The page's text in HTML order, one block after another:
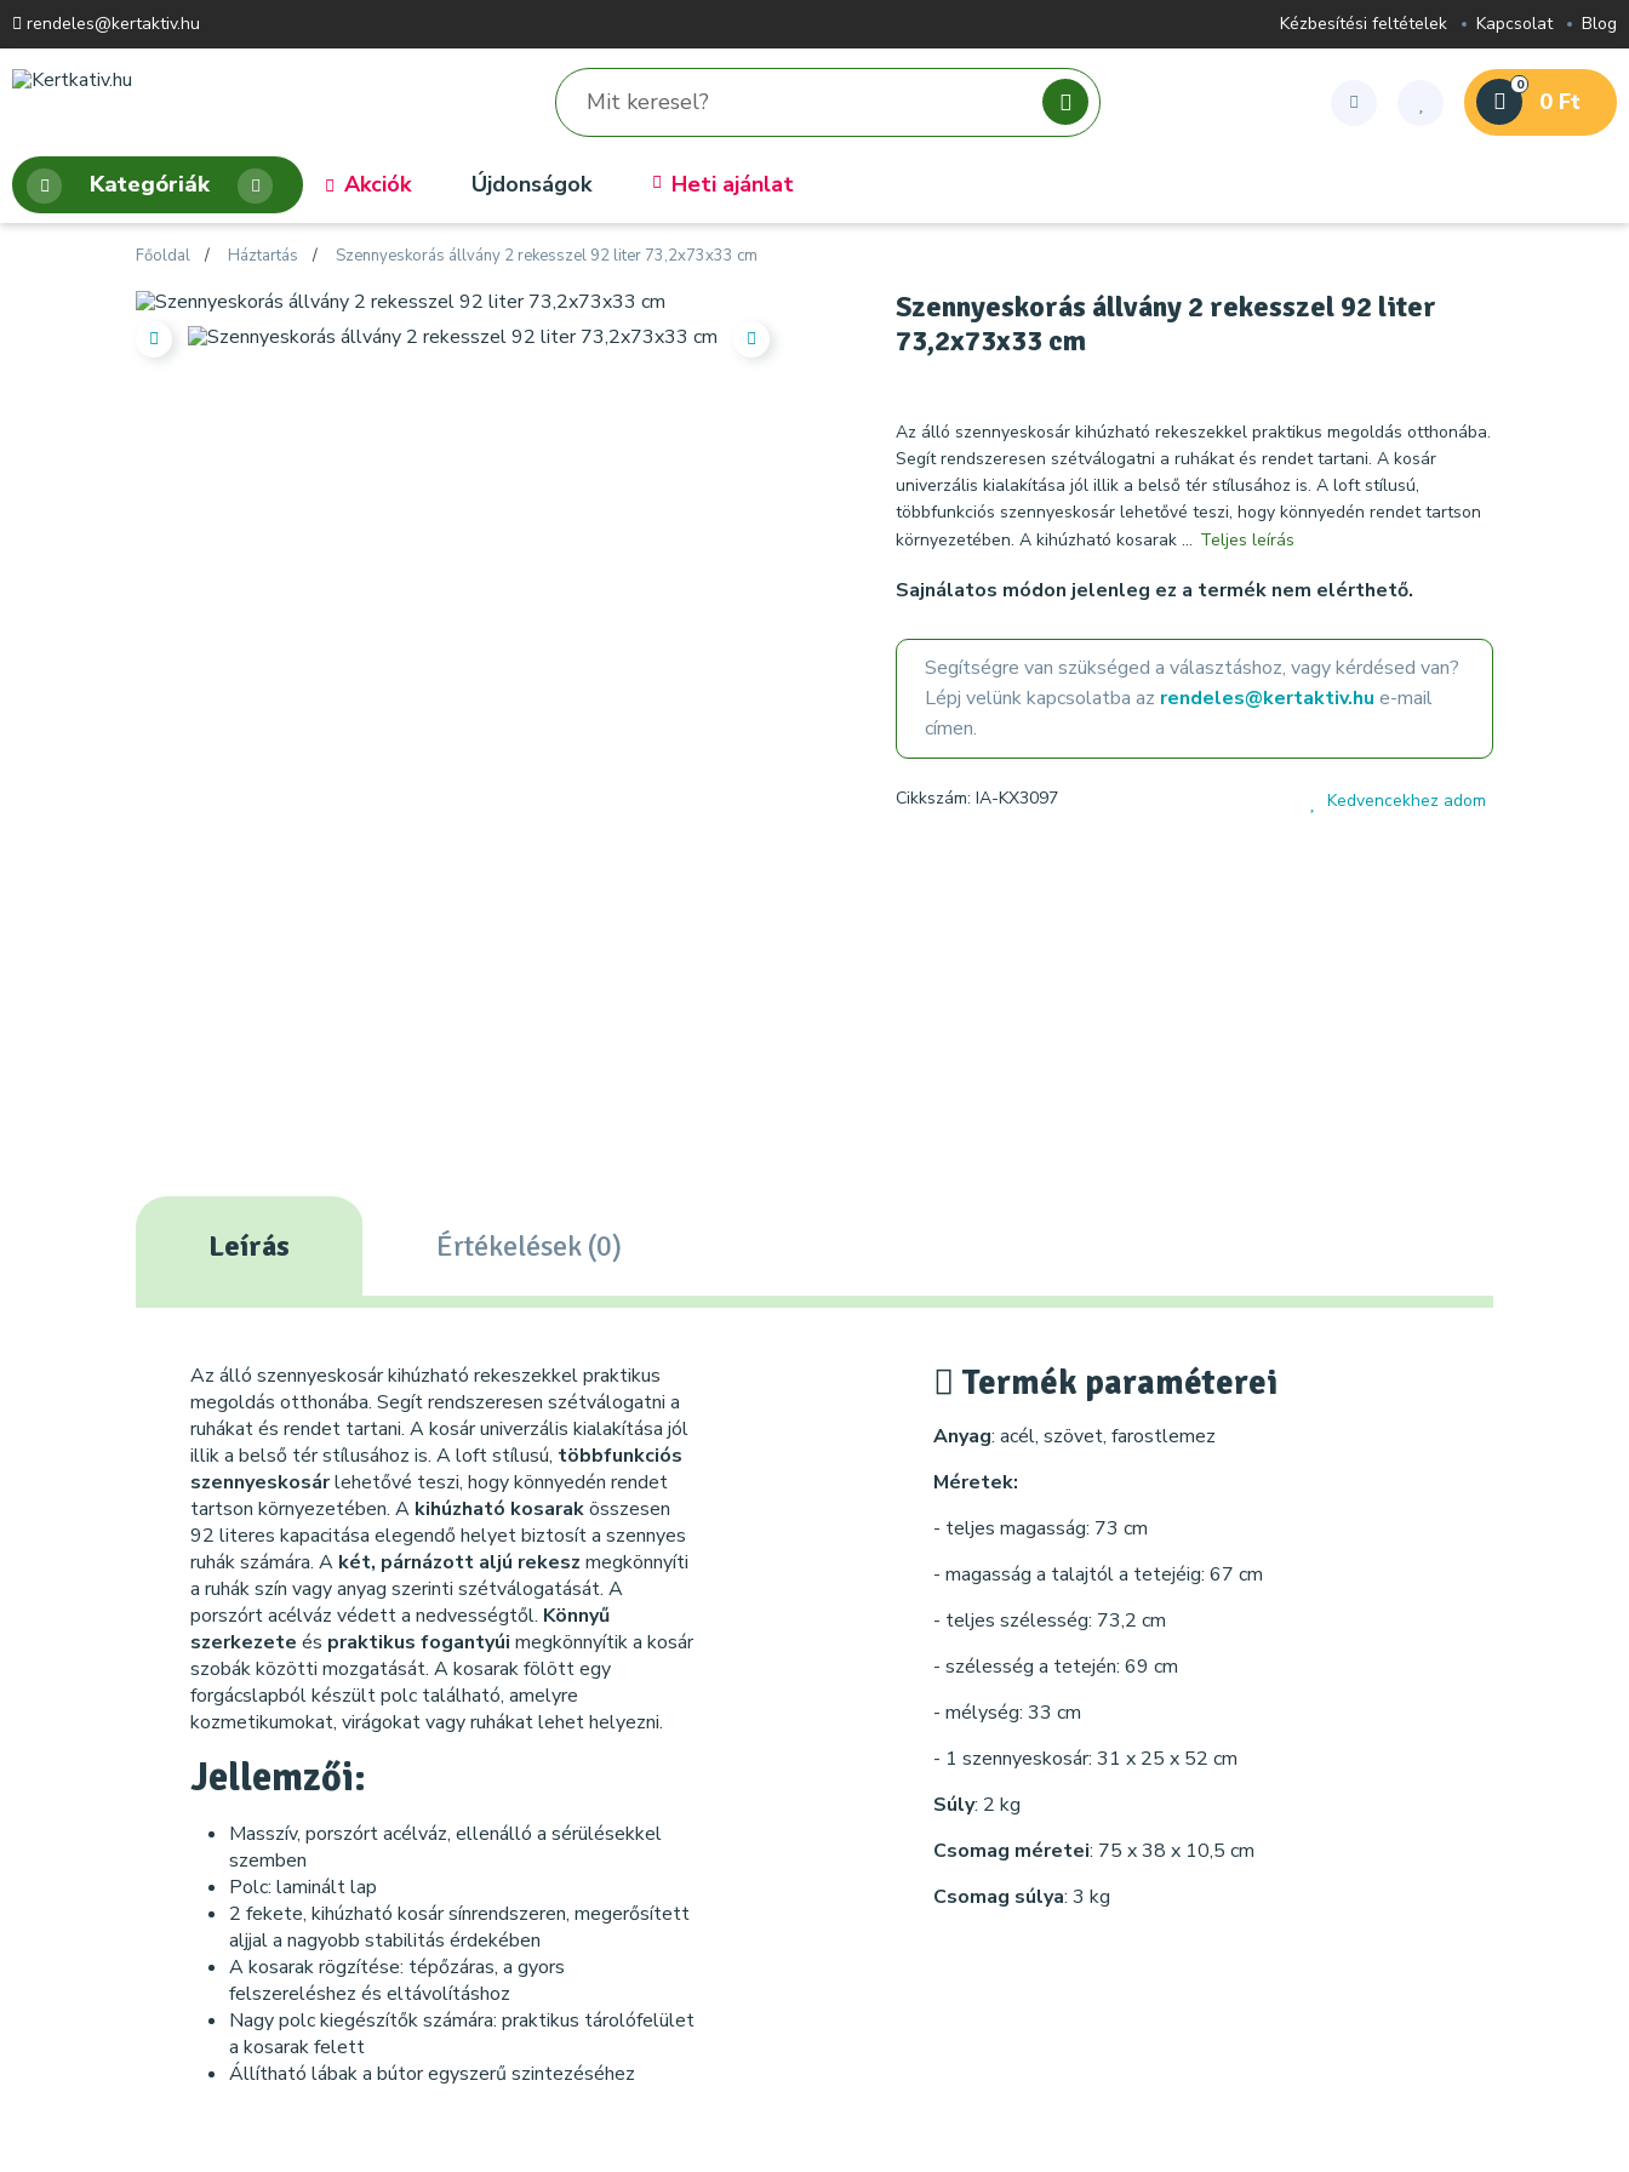
rendeles@kertaktiv.hu Kézbesítési feltételek Kapcsolat Blog
0
0 Ft
Kategóriák Akciók Újdonságok Heti ajánlat
Főoldal Háztartás Szennyeskorás állvány 2 rekesszel 92 liter 73,2x73x33 cm
Szennyeskorás állvány 2 rekesszel 92 liter
73,2x73x33 cm
Az álló szennyeskosár kihúzható rekeszekkel praktikus megoldás otthonába.
Segít rendszeresen szétválogatni a ruhákat és rendet tartani. A kosár
univerzális kialakítása jól illik a belső tér stílusához is. A loft stílusú,
többfunkciós szennyeskosár lehetővé teszi, hogy könnyedén rendet tartson
környezetében. A kihúzható kosarak ... Teljes leírás
Sajnálatos módon jelenleg ez a termék nem elérthető.
Segítségre van szükséged a választáshoz, vagy kérdésed van?
Lépj velünk kapcsolatba az rendeles@kertaktiv.hu e-mail
címen.
Cikkszám: IA-KX3097 Kedvencekhez adom
Leírás Értékelések (0)
Az álló szennyeskosár kihúzható rekeszekkel praktikus
megoldás otthonába. Segít rendszeresen szétválogatni a
ruhákat és rendet tartani. A kosár univerzális kialakítása jól
illik a belső tér stílusához is. A loft stílusú, többfunkciós
szennyeskosárlehetővé teszi, hogy könnyedén rendet
tartson környezetében. A kihúzható kosarakösszesen
92 literes kapacitása elegendő helyet biztosít a szennyes
ruhák számára. A két, párnázott aljú rekesz megkönnyíti
a ruhák szín vagy anyag szerinti szétválogatását. A
porszórt acélváz védett a nedvességtől. Könnyű
szerkezete és praktikus fogantyúi megkönnyítik a kosár
szobák közötti mozgatását. A kosarak fölött egy
forgácslapból készült polc található, amelyre
kozmetikumokat, virágokat vagy ruhákat lehet helyezni.
Jellemzői:
Masszív, porszórt acélváz, ellenálló a sérülésekkel
szemben
Polc: laminált lap
2 fekete, kihúzható kosár sínrendszeren, megerősített
aljjal a nagyobb stabilitás érdekében
A kosarak rögzítése: tépőzáras, a gyors
felszereléshez és eltávolításhoz
Nagy polc kiegészítők számára: praktikus tárolófelület
a kosarak felett
Állítható lábak a bútor egyszerű szintezéséhez
Termék paraméterei
Anyag: acél, szövet, farostlemez
Méretek:
- teljes magasság: 73 cm
- magasság a talajtól a tetejéig: 67 cm
- teljes szélesség: 73,2 cm
- szélesség a tetején: 69 cm
- mélység: 33 cm
- 1 szennyeskosár: 31 x 25 x 52 cm
Súly: 2 kg
Csomag méretei: 75 x 38 x 10,5 cm
Csomag súlya: 3 kg